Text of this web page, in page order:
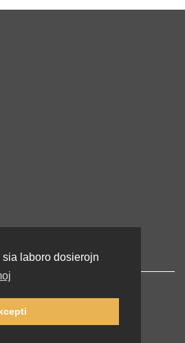
laboro dosierojn
lernu.net |Impressum